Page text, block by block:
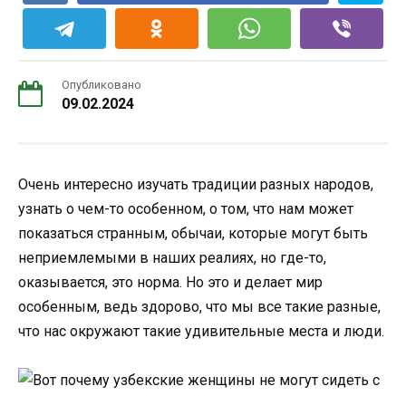
Опубликовано
09.02.2024
Очень интересно изучать традиции разных народов,
узнать о чем-то особенном, о том, что нам может
показаться странным, обычаи, которые могут быть
неприемлемыми в наших реалиях, но где-то,
оказывается, это норма. Но это и делает мир
особенным, ведь здорово, что мы все такие разные,
что нас окружают такие удивительные места и люди.